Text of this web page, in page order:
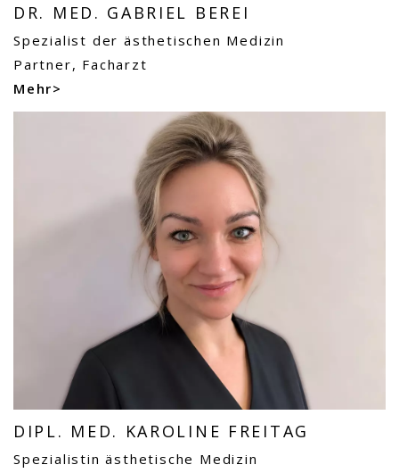
DR. MED. GABRIEL BEREI
Spezialist der ästhetischen Medizin
Partner, Facharzt
Mehr>
DIPL. MED. KAROLINE FREITAG
Spezialistin ästhetische Medizin